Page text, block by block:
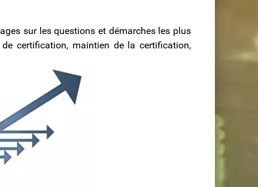
sur les questions et démarches les plus
certification, maintien de la certification,